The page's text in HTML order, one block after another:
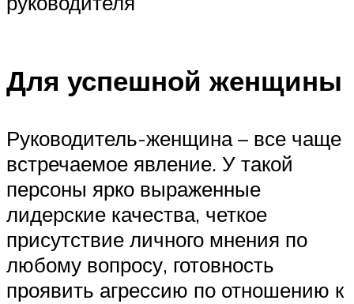
Для успешной женщины
Руководитель-женщина – все чаще
встречаемое явление. У такой
персоны ярко выраженные
лидерские качества, четкое
присутствие личного мнения по
любому вопросу, готовность
проявить агрессию по отношению к